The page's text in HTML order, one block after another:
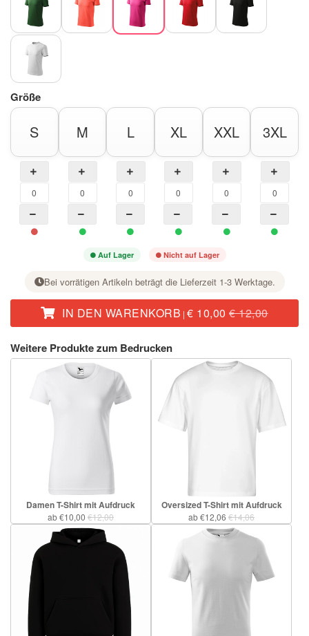
Größe
S M L XL XXL 3XL
Auf Lager Nicht auf Lager
Bei vorrätigen Artikeln beträgt die Lieferzeit 1-3 Werktage.
IN DEN WARENKORB |€ 10,00€ 12,00
Weitere Produkte zum Bedrucken
Damen T-Shirt mit Aufdruck
ab €10,00 €12,00
Oversized T-Shirt mit Aufdruck
ab €12,06 €14,06